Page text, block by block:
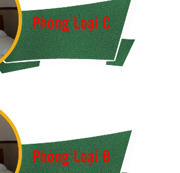
Phòng Loại C
Phòng Loại B